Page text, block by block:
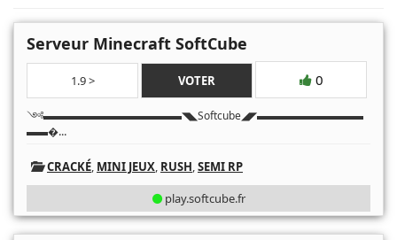
Serveur Minecraft SoftCube
1.9 > VOTER 0
༺▬▬▬▬▬▬▬▬▬▬▬▬▬◥◣Softcube◢◤▬▬▬▬▬▬▬▬▬▬
▬▬�...
CRACKÉ, MINI JEUX, RUSH,SEMI RP
play.softcube.fr